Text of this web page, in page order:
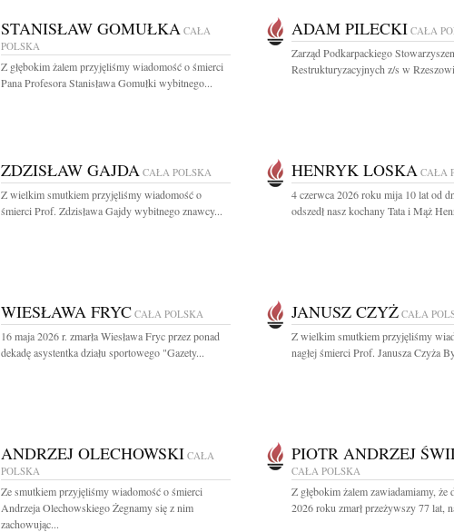
STANISŁAW GOMUŁKA CAŁA
POLSKA
Z głębokim żalem przyjęliśmy wiadomość o śmierci
Pana Profesora Stanisława Gomułki wybitnego...
ADAM PILECKI CAŁA
Zarząd Podkarpackiego
Restrukturyzacyjnych z/s w
ZDZISŁAW GAJDA CAŁA POLSKA
Z wielkim smutkiem przyjęliśmy wiadomość o
śmierci Prof. Zdzisława Gajdy wybitnego znawcy...
HENRYK LOSKA CAŁA
4 czerwca 2026 roku mija 10 lat od
odszedł nasz kochany Tata i Mąż
WIESŁAWA FRYC CAŁA POLSKA
16 maja 2026 r. zmarła Wiesława Fryc przez ponad
dekadę asystentka działu sportowego "Gazety...
JANUSZ CZYŻ CAŁA
Z wielkim smutkiem przyjęliśmy
nagłej śmierci Prof. Janusza Czyża
ANDRZEJ OLECHOWSKI CAŁA
POLSKA
Ze smutkiem przyjęliśmy wiadomość o śmierci
Andrzeja Olechowskiego Żegnamy się z nim
zachowując...
PIOTR ANDRZEJ
CAŁA POLSKA
Z głębokim żalem zawiadamiamy,
2026 roku zmarł przeżywszy 77 lat,